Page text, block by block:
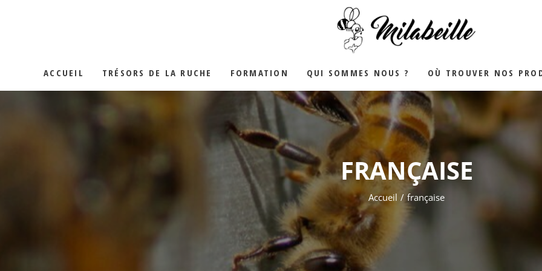
ACCUEIL TRÉSORS DE LA RUCHE
LA GELÉE ROYALE
FORMATION QUI SOMMES NOUS ? OÙ TROUVER NOS
LA PROPOLIS
FRANÇAISE
Accueil française